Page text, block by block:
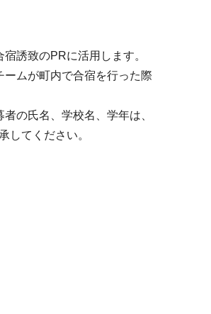
致のPRに活用します。
が町内で合宿を行った際
氏名、学校名、学年は、
てください。